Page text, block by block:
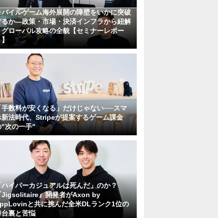
バイルゲーム海外展開の障壁をいかに突破
るか―政策・市場・決済インフラから紐解
グローバル攻略の全貌【セミナーレポー
手数料が安くなる」だけじゃない──スマ
新法時代、Stripeが提案するゲーム課金
"次の一手"
ハイパーカジュアルは死んだ」のか？
Jigsolitaire』開発者がAxon by
と共に挑んだ全米DLランク1位の
台裏と苦悩